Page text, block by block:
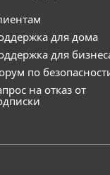
для дома
для
по
на отказ от